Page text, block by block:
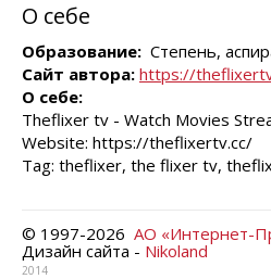
О себе
Образование: Степень,
Сайт автора: https://
О себе:
Theflixer tv - Watch Movies
Website: https://theflixertv.cc/
Tag: theflixer, the flixer tv,
© 1997-2026 АО «Интернет-
Дизайн сайта - Nikoland
2014